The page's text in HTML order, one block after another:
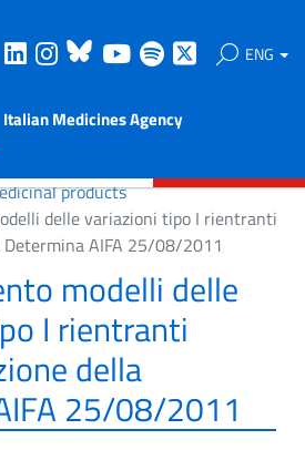
Facebook
Linkedin
Instagram
Bluesky
Youtube
Spotify ENG
Italian Medicines Agency
products
delle variazioni tipo I rientranti
Determina AIFA 25/08/2011
modelli delle
I rientranti
della
25/08/2011